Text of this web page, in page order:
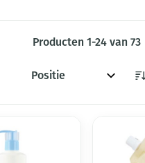
Producten 1-24 van 73
Sorteer op: